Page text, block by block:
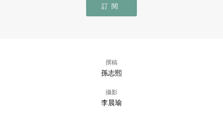
訂閱
撰稿
孫志熙
攝影
李晨瑜